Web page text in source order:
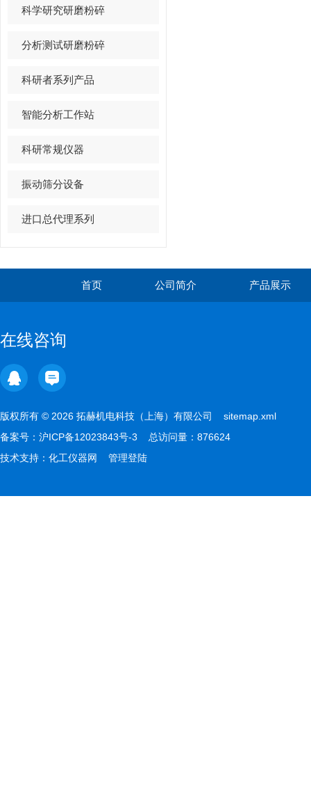
科学研究研磨粉碎
分析测试研磨粉碎
科研者系列产品
智能分析工作站
科研常规仪器
振动筛分设备
进口总代理系列
首页 公司简介 产品展示
在线咨询
版权所有 © 2026 拓赫机电科技（上海）有限公司 sitemap.xml
备案号： 沪ICP备12023843号-3 总访问量：876624
技术支持： 化工仪器网 管理登陆